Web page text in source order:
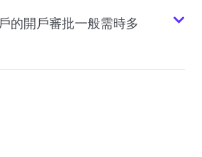
的開戶審批一般需時多